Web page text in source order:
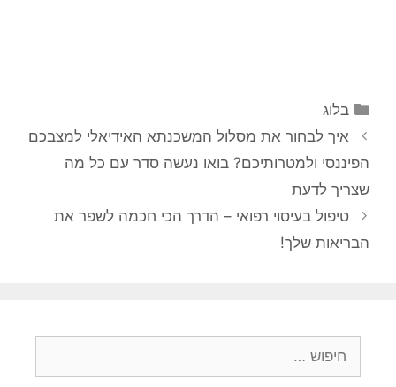
קטגוריות
בלוג
איך לבחור את מסלול המשכנתא האידיאלי למצבכם
הפיננסי ולמטרותיכם? בואו נעשה סדר עם כל מה
שצריך לדעת
טיפול בעיסוי רפואי – הדרך הכי חכמה לשפר את
הבריאות שלך!